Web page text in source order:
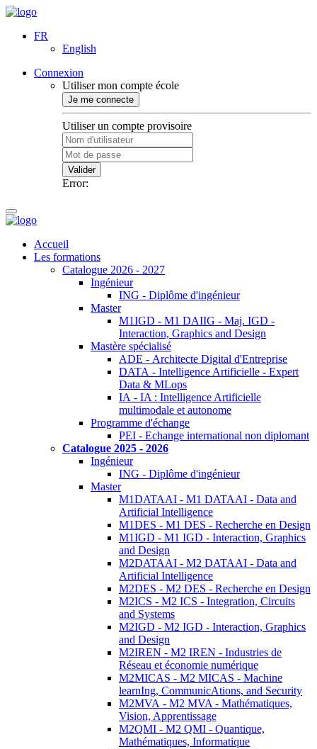
FR
English
Connexion
Utiliser mon compte école
Je me connecte
Utiliser un compte provisoire
Valider
Error:
Accueil
Les formations
Catalogue 2026 - 2027
Ingénieur
ING - Diplôme d'ingénieur
Master
M1IGD - M1 DAIIG - Maj. IGD -
Interaction, Graphics and Design
Mastère spécialisé
ADE - Architecte Digital d'Entreprise
DATA - Intelligence Artificielle - Expert
Data & MLops
IA - IA : Intelligence Artificielle
multimodale et autonome
Programme d'échange
PEI - Echange international non diplomant
Catalogue 2025 - 2026
Ingénieur
ING - Diplôme d'ingénieur
Master
M1DATAAI - M1 DATAAI - Data and
Artificial Intelligence
M1DES - M1 DES - Recherche en Design
M1IGD - M1 IGD - Interaction, Graphics
and Design
M2DATAAI - M2 DATAAI - Data and
Artificial Intelligence
M2DES - M2 DES - Recherche en Design
M2ICS - M2 ICS - Integration, Circuits
and Systems
M2IGD - M2 IGD - Interaction, Graphics
and Design
M2IREN - M2 IREN - Industries de
Réseau et économie numérique
M2MICAS - M2 MICAS - Machine
learnIng, CommunicAtions, and Security
M2MVA - M2 MVA - Mathématiques,
Vision, Apprentissage
M2QMI - M2 QMI - Quantique,
Mathématiques, Informatique